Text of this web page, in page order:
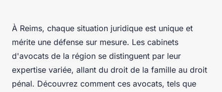
À Reims, chaque situation juridique est unique et
mérite une défense sur mesure. Les cabinets
d'avocats de la région se distinguent par leur
expertise variée, allant du droit de la famille au droit
pénal. Découvrez comment ces avocats, tels que